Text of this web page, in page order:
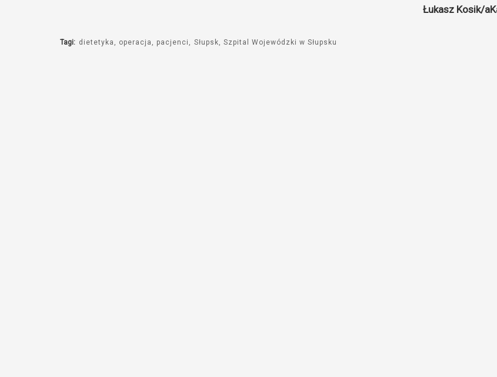
Łukasz Kosik/
Tagi: dietetyka operacja pacjenci Słupsk Szpital Wojewódzki w Słupsku